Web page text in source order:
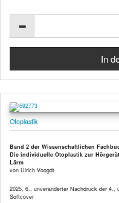
Otoplastik
Band 2 der Wissenschaftlichen
Die individuelle Otoplastik zur
Lärm
von Ulrich Voogdt
2025, 6., unveränderter Nachdruck der 4.,
Softcover